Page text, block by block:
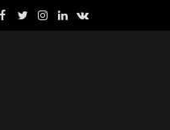
Facebook
TwitterInstagram
LinkedInVKontakte